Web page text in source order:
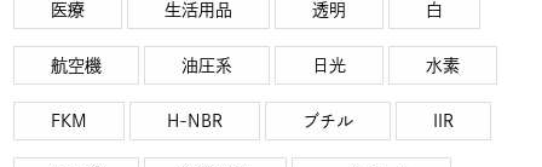
医療 生活用品 透明 白
航空機 油圧系 日光 水素
FKM H-NBR ブチル IIR